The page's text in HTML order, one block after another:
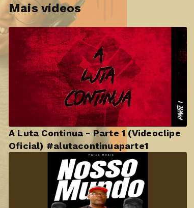
Mais vídeos
A Luta Continua - Parte 1 (Videoclipe
Oficial) #alutacontinuaparte1